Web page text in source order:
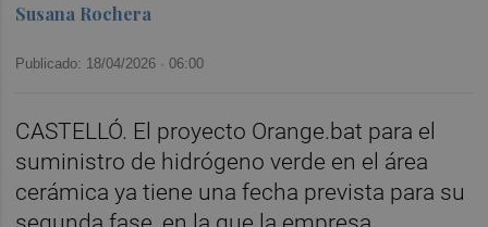
Susana Rochera
Publicado: 18/04/2026 ·06:00
CASTELLÓ. El proyecto Orange.bat para el
suministro de hidrógeno verde en el área
cerámica ya tiene una fecha prevista para su